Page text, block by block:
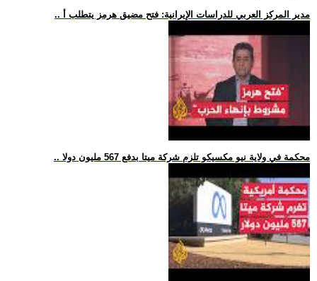
.. مدير المركز العربي للدراسات الإيرانية: فتح مضيق هرمز يتطلب أ
.. محكمة في ولاية نيو مكسيكو تلزم شركة ميتا بدفع 567 مليون دولا